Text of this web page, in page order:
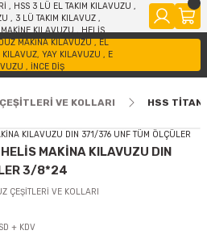
VE KOLLARI HSS
MAKİNA KILAVUZU DIN
3/8*24
ÇEŞİTLERİ VE KOLLARI
+ KDV